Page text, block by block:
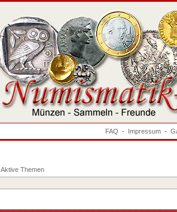
FAQ - Impressum -
Aktive Themen